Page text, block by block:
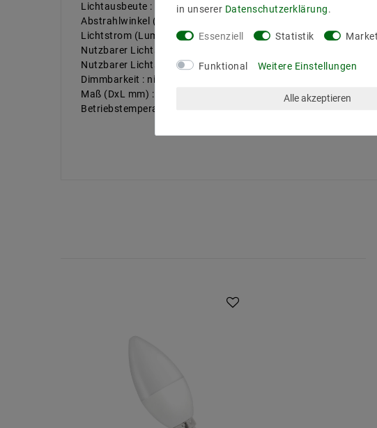
Lichtausbeute : 87
Abstrahlwinkel (Grad) : 160
Lichtstrom (Lumen) : 520
Nutzbarer Lichtstrom [Lumen] : 520
Nutzbarer Lichtstrom – Winkel [°] : 360
Dimmbarkeit : nicht dimmbar
Maß (DxL mm) : 37x100
Betriebstemperatur : -10 Grad bis 40 Grad
in unserer Daten­schutz­erklärung.
Essenziell Statistik
Funktional Weitere Einstellungen
Alle akzeptieren